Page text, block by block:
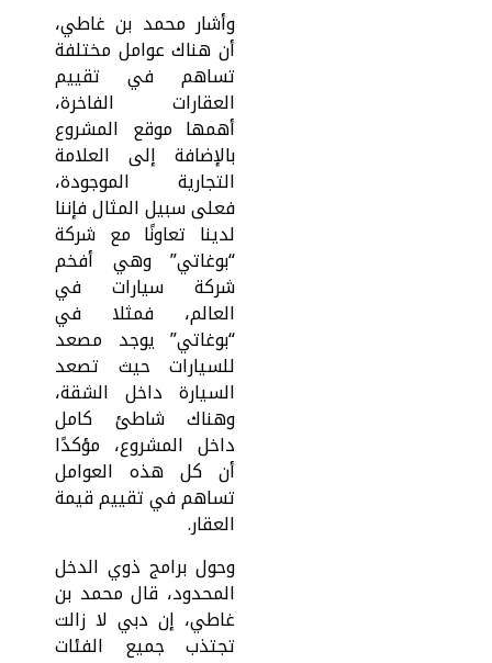
وأشار محمد بن غاطي،
أن هناك عوامل مختلفة
تساهم في تقييم
العقارات الفاخرة،
أهمها موقع المشروع
بالإضافة إلى العلامة
التجارية الموجودة،
فعلى سبيل المثال فإننا
لدينا تعاونًا مع شركة
“بوغاتي” وهي أفخم
شركة سيارات في
العالم، فمثلا في
“بوغاتي” يوجد مصعد
للسيارات حيث تصعد
السيارة داخل الشقة،
وهناك شاطئ كامل
داخل المشروع، مؤكدًا
أن كل هذه العوامل
تساهم في تقييم قيمة
العقار.
وحول برامج ذوي الدخل
المحدود، قال محمد بن
غاطي، إن دبي لا زالت
تجتذب جميع الفئات